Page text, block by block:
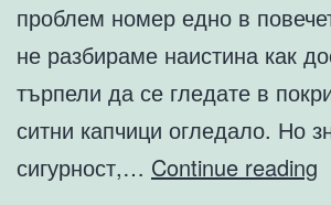
проблем номер едно в
не разбираме наистина как
търпели да се гледате в
ситни капчици огледало. Но
сигурност,… Continue reading